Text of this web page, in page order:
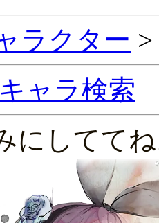
ラクター >
キャラ検索
にしてて